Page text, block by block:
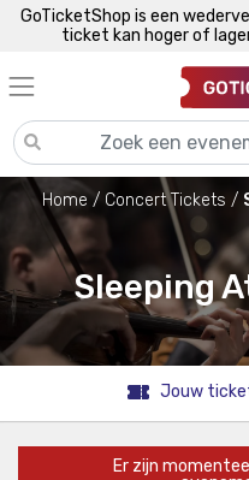
GoTicketShop is een
ticket kan hoger of
Home Concert Tickets
Sleeping
Jouw
Er zijn